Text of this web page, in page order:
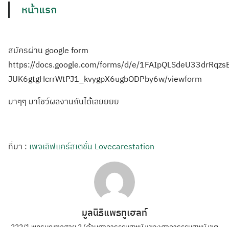
หน้าแรก
สมัครผ่าน google form
https://docs.google.com/forms/d/e/
JUK6gtgHcrrWtPJ1_kvygpX6ugbODPby6w/viewform
มาๆๆ มาโชว์ผลงานกันได้เลยยยย
ที่มา : เพจเลิฟแคร์สเตชั่น Lovecarestation
มูลนิธิแพธทูเฮลท์